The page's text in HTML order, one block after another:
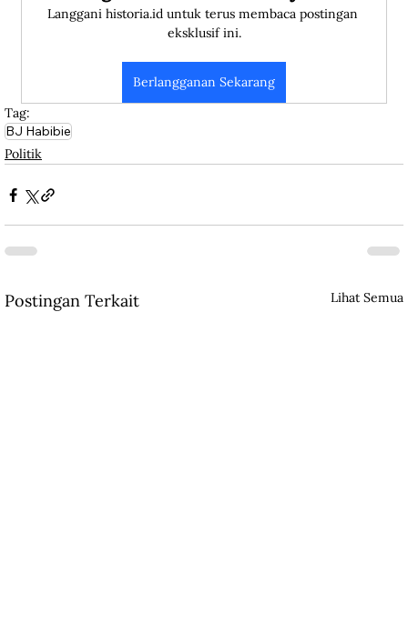
Langgani historia.id untuk terus membaca postingan
eksklusif ini.
Berlangganan Sekarang
Tag:
BJ Habibie
Politik
Postingan Terkait Lihat Semua